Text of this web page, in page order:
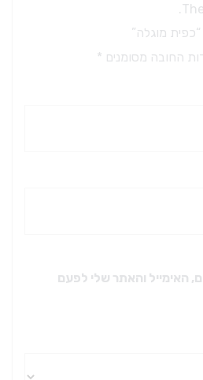
החובה מסומנים *
האימייל והאתר שלי לפעם